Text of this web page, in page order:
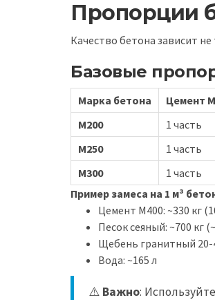
Пропорции
Качество бетона зависит
Базовые
Марка бетона Цемент
М200
1 часть
М250
1 часть
М300
1 часть
Пример замеса на 1 м³
Цемент М400: ~330 кг
Песок сеяный: ~700 кг
Щебень гранитный 20-
Вода: ~165 л
⚠️ Важно: